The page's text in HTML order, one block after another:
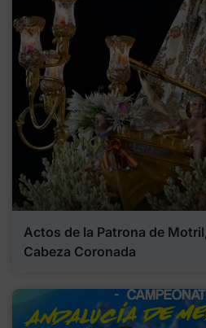
Actos de la Patrona de
Cabeza Coronada